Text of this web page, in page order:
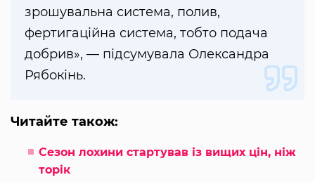
зрошувальна система, полив,
фертигаційна система, тобто подача
добрив», — підсумувала Олександра
Рябокінь.
Читайте також:
Сезон лохини стартував із вищих цін, ніж
торік